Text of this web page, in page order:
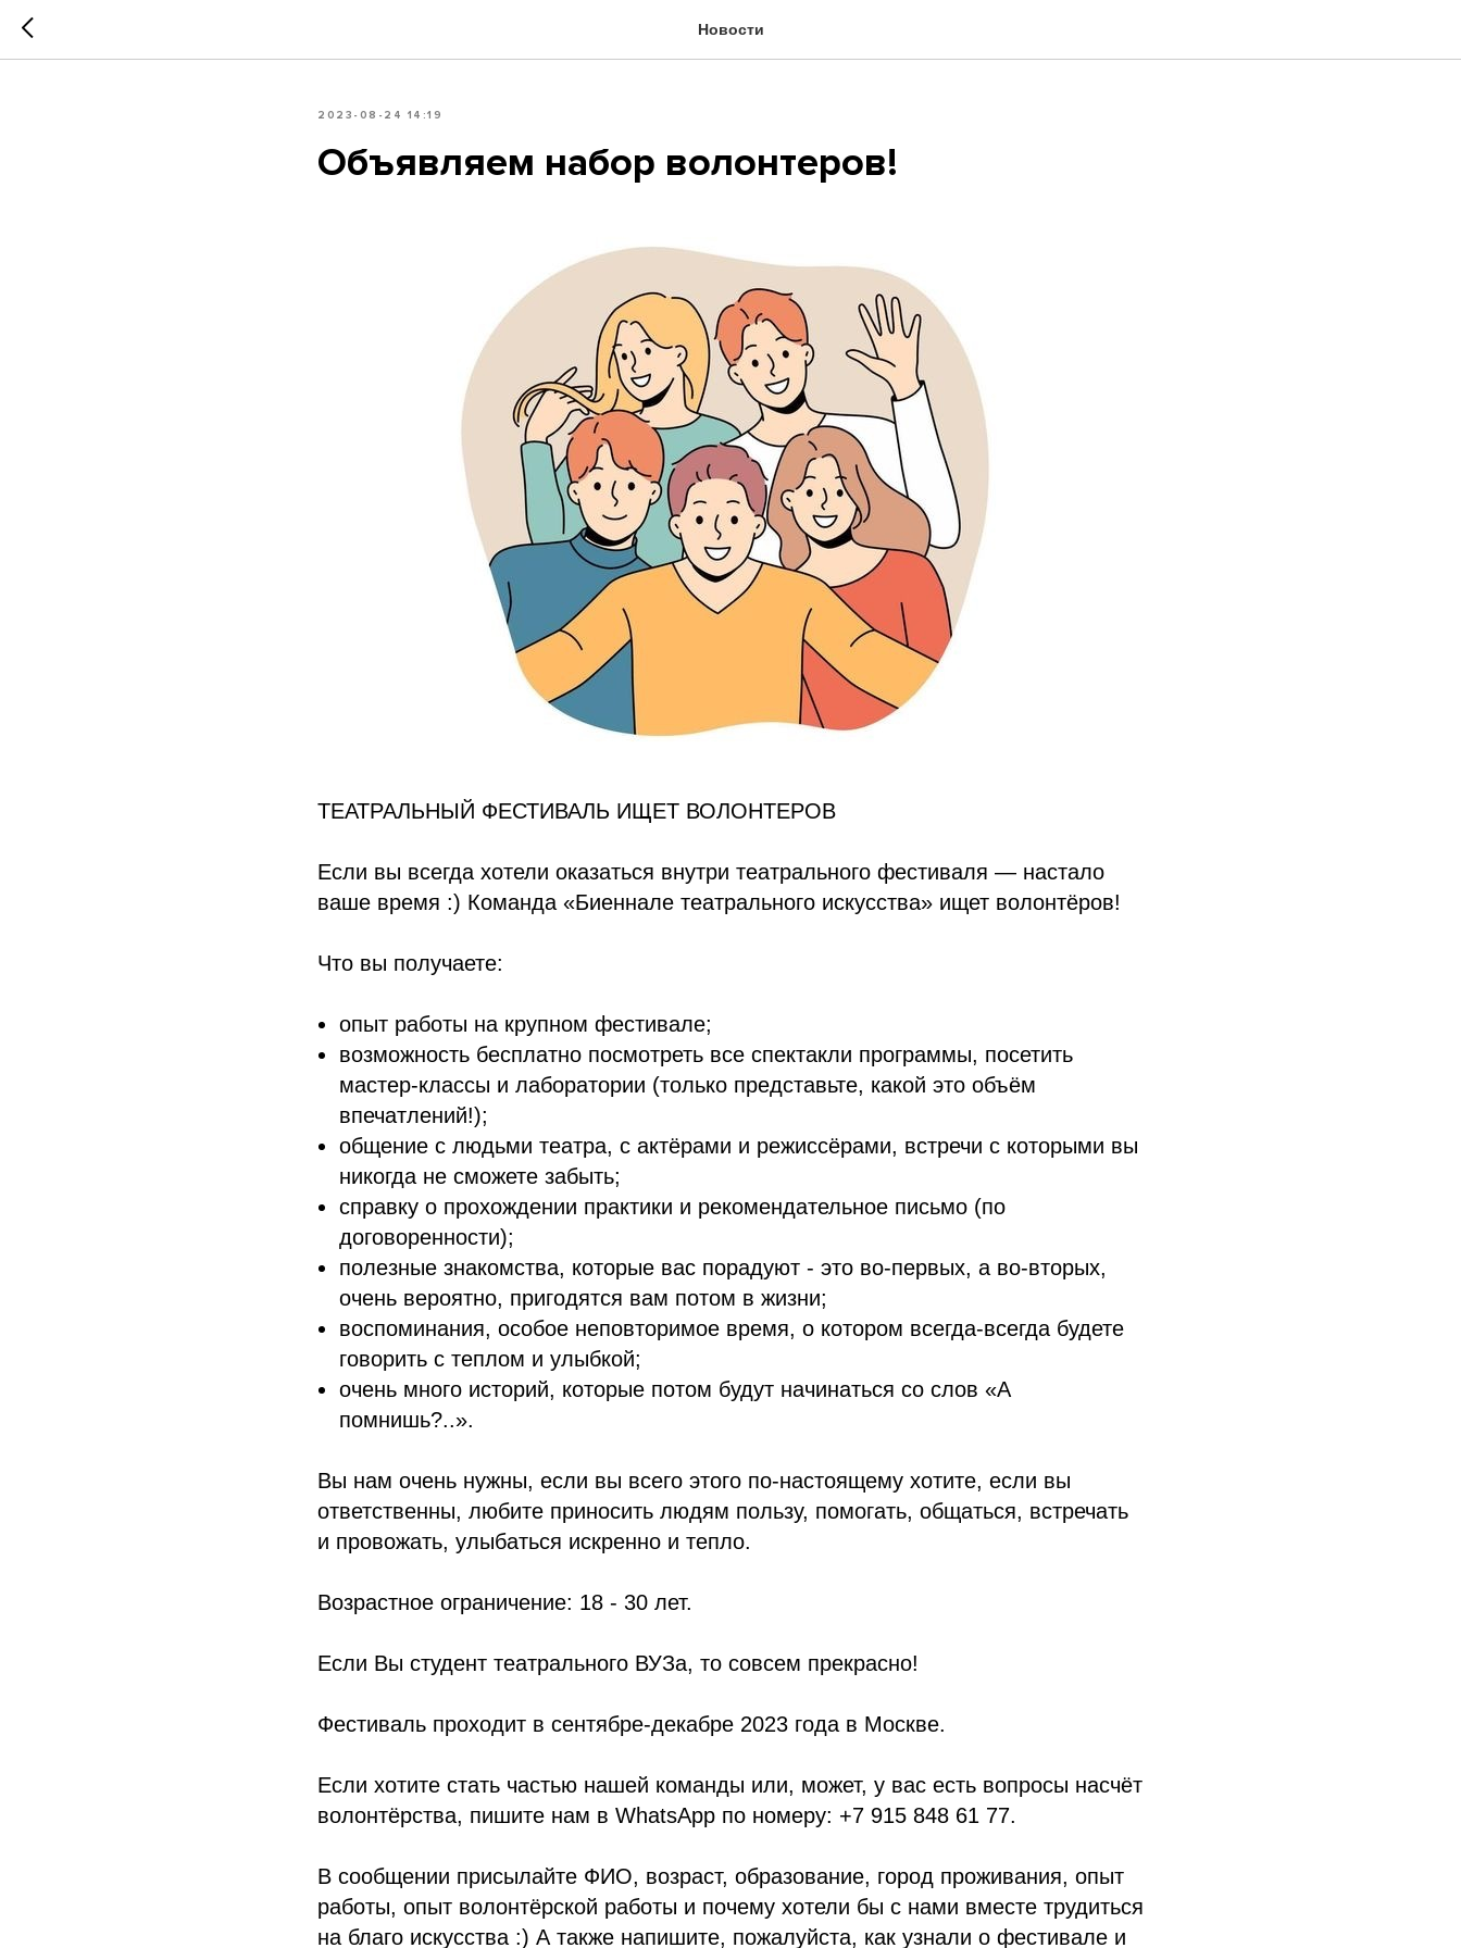
Новости
2023-08-24 14:19
Объявляем набор волонтеров!
ТЕАТРАЛЬНЫЙ ФЕСТИВАЛЬ ИЩЕТ ВОЛОНТЕРОВ
Если вы всегда хотели оказаться внутри театрального фестиваля — настало
ваше время :) Команда «Биеннале театрального искусства» ищет волонтёров!
Что вы получаете:
опыт работы на крупном фестивале;
возможность бесплатно посмотреть все спектакли программы, посетить
мастер-классы и лаборатории (только представьте, какой это объём
впечатлений!);
общение с людьми театра, с актёрами и режиссёрами, встречи с которыми вы
никогда не сможете забыть;
справку о прохождении практики и рекомендательное письмо (по
договоренности);
полезные знакомства, которые вас порадуют - это во-первых, а во-вторых,
очень вероятно, пригодятся вам потом в жизни;
воспоминания, особое неповторимое время, о котором всегда-всегда будете
говорить с теплом и улыбкой;
очень много историй, которые потом будут начинаться со слов «А
помнишь?..».
Вы нам очень нужны, если вы всего этого по-настоящему хотите, если вы
ответственны, любите приносить людям пользу, помогать, общаться, встречать
и провожать, улыбаться искренно и тепло.
Возрастное ограничение: 18 - 30 лет.
Если Вы студент театрального ВУЗа, то совсем прекрасно!
Фестиваль проходит в сентябре-декабре 2023 года в Москве.
Если хотите стать частью нашей команды или, может, у вас есть вопросы насчёт
волонтёрства, пишите нам в WhatsApp по номеру: +7 915 848 61 77.
В сообщении присылайте ФИО, возраст, образование, город проживания, опыт
работы, опыт волонтёрской работы и почему хотели бы с нами вместе трудиться
на благо искусства :) А также напишите, пожалуйста, как узнали о фестивале и